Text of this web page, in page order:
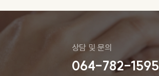
상담 및 문의
064-782-1595